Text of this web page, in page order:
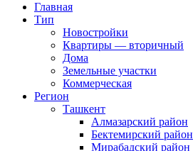
Главная
Тип
Новостройки
Квартиры — вторичный
Дома
Земельные участки
Коммерческая
Регион
Ташкент
Алмазарский район
Бектемирский район
Мирабадский район